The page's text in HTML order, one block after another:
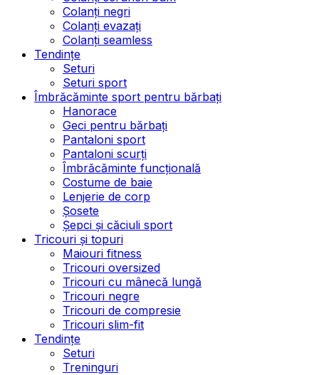
Colanți negri
Colanți evazați
Colanți seamless
Tendințe
Seturi
Seturi sport
Îmbrăcăminte sport pentru bărbați
Hanorace
Geci pentru bărbați
Pantaloni sport
Pantaloni scurți
Îmbrăcăminte funcțională
Costume de baie
Lenjerie de corp
Șosete
Șepci și căciuli sport
Tricouri și topuri
Maiouri fitness
Tricouri oversized
Tricouri cu mânecă lungă
Tricouri negre
Tricouri de compresie
Tricouri slim-fit
Tendințe
Seturi
Treninguri